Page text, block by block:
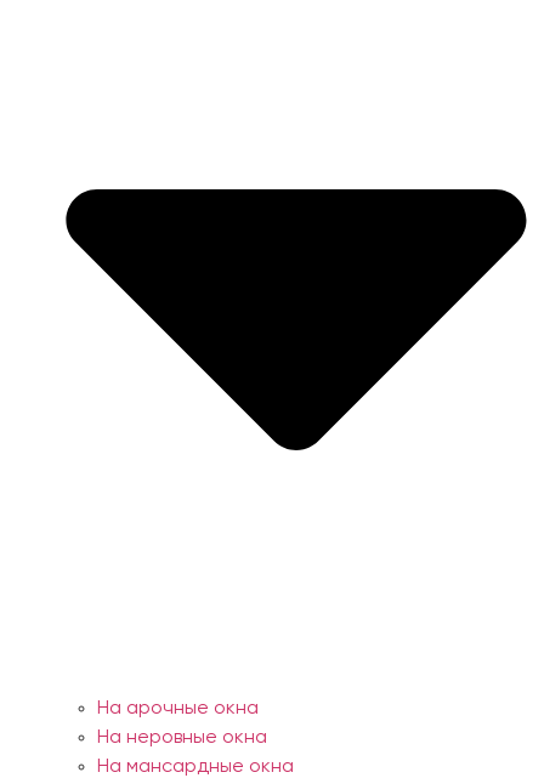
На арочные окна
На неровные окна
На мансардные окна